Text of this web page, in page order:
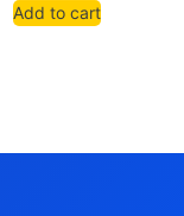
Add to cart